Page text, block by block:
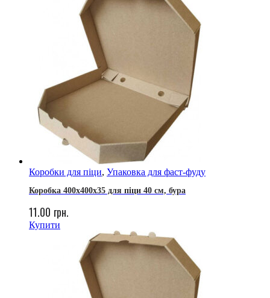
Коробки для піци, Упаковка для фаст-фуду
Коробка 400х400х35 для піци 40 см, бура
11.00 грн.
Купити